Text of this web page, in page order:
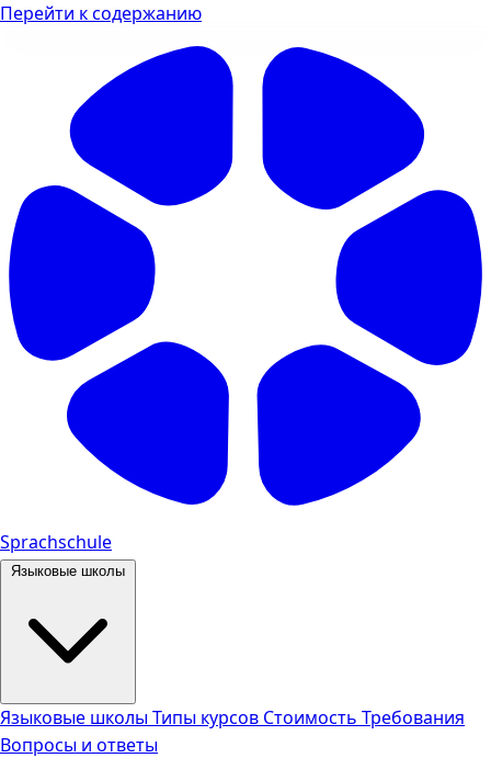
Перейти к содержанию
Sprachschule
Языковые школы
Языковые школыТипы курсов Стоимость Требования
Вопросы и ответы